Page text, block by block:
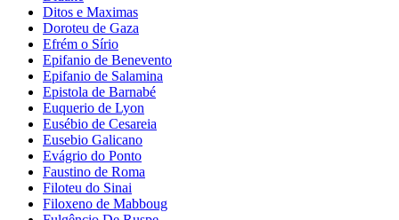
Ditos e Maximas
Doroteu de Gaza
Efrém o Sírio
Epifanio de Benevento
Epifanio de Salamina
Epistola de Barnabé
Euquerio de Lyon
Eusébio de Cesareia
Eusebio Galicano
Evágrio do Ponto
Faustino de Roma
Filoteu do Sinai
Filoxeno de Mabboug